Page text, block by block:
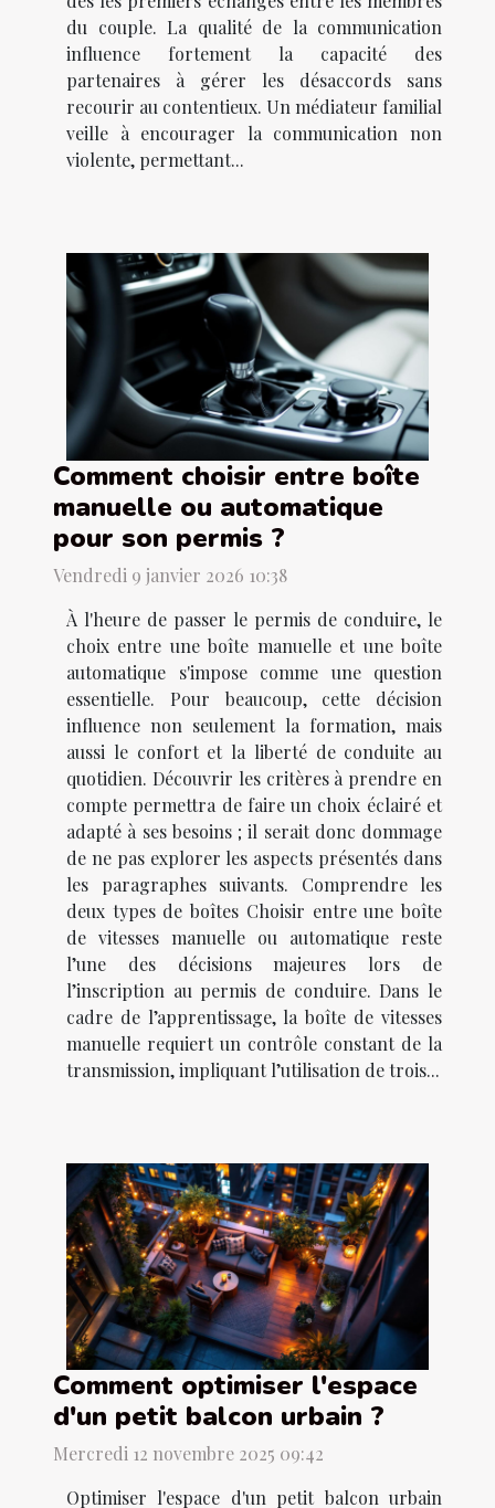
du couple. La qualité de la communication
influence fortement la capacité des
partenaires à gérer les désaccords sans
recourir au contentieux. Un médiateur familial
veille à encourager la communication non
violente, permettant...
Comment choisir entre boîte
manuelle ou automatique
pour son permis ?
Vendredi 9 janvier 2026 10:38
À l'heure de passer le permis de conduire, le
choix entre une boîte manuelle et une boîte
automatique s'impose comme une question
essentielle. Pour beaucoup, cette décision
influence non seulement la formation, mais
aussi le confort et la liberté de conduite au
quotidien. Découvrir les critères à prendre en
compte permettra de faire un choix éclairé et
adapté à ses besoins ; il serait donc dommage
de ne pas explorer les aspects présentés dans
les paragraphes suivants. Comprendre les
deux types de boîtes Choisir entre une boîte
de vitesses manuelle ou automatique reste
l’une des décisions majeures lors de
l’inscription au permis de conduire. Dans le
cadre de l’apprentissage, la boîte de vitesses
manuelle requiert un contrôle constant de la
transmission, impliquant l’utilisation de trois...
Comment optimiser l'espace
d'un petit balcon urbain ?
Mercredi 12 novembre 2025 09:42
Optimiser l'espace d'un petit balcon urbain